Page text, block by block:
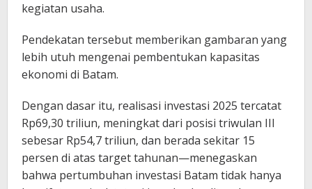
kegiatan usaha.
Pendekatan tersebut memberikan gambaran yang
lebih utuh mengenai pembentukan kapasitas
ekonomi di Batam.
Dengan dasar itu, realisasi investasi 2025 tercatat
Rp69,30 triliun, meningkat dari posisi triwulan III
sebesar Rp54,7 triliun, dan berada sekitar 15
persen di atas target tahunan—menegaskan
bahwa pertumbuhan investasi Batam tidak hanya